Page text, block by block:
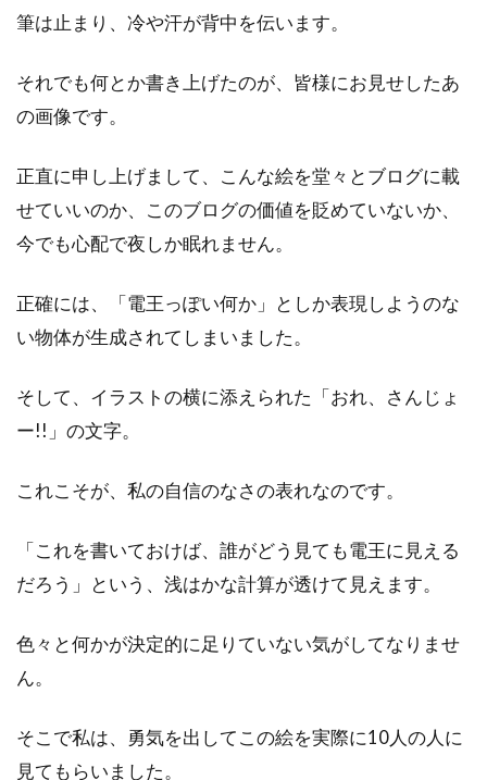
筆は止まり、冷や汗が背中を伝います。
それでも何とか書き上げたのが、皆様にお見せしたあ
の画像です。
正直に申し上げまして、こんな絵を堂々とブログに載
せていいのか、このブログの価値を貶めていないか、
今でも心配で夜しか眠れません。
正確には、「電王っぽい何か」としか表現しようのな
い物体が生成されてしまいました。
そして、イラストの横に添えられた「おれ、さんじょ
ー!!」の文字。
これこそが、私の自信のなさの表れなのです。
「これを書いておけば、誰がどう見ても電王に見える
だろう」という、浅はかな計算が透けて見えます。
色々と何かが決定的に足りていない気がしてなりませ
ん。
そこで私は、勇気を出してこの絵を実際に10人の人に
見てもらいました。